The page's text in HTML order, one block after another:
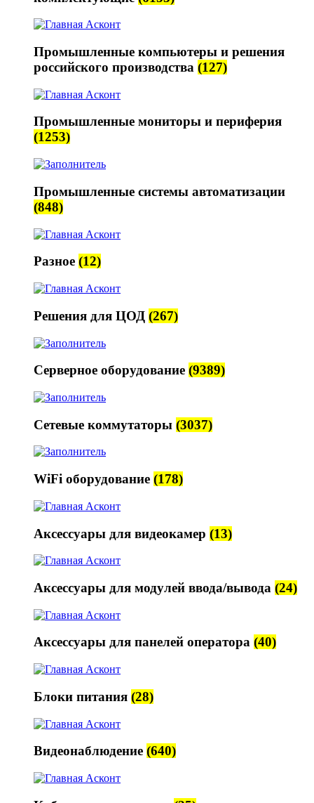
Промышленные компьютеры и решения
российского производства (127)
Промышленные мониторы и периферия
(1253)
Промышленные системы автоматизации
(848)
Разное (12)
Решения для ЦОД (267)
Серверное оборудование (9389)
Сетевые коммутаторы (3037)
WiFi оборудование (178)
Аксессуары для видеокамер (13)
Аксессуары для модулей ввода/вывода (24)
Аксессуары для панелей оператора (40)
Блоки питания (28)
Видеонаблюдение (640)